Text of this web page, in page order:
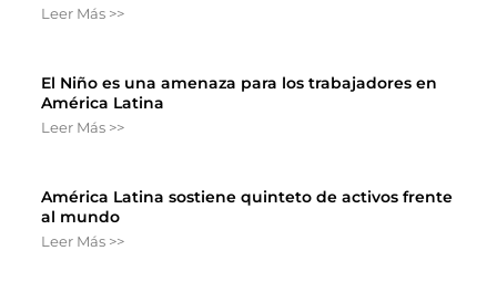
Leer Más >>
El Niño es una amenaza para los trabajadores en
América Latina
Leer Más >>
América Latina sostiene quinteto de activos frente
al mundo
Leer Más >>